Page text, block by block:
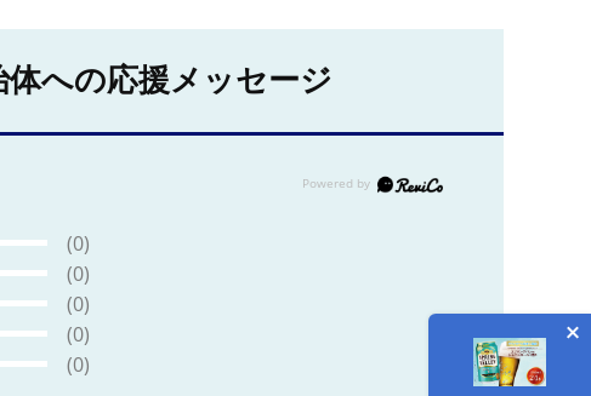
体への応援メッセージ
(0)
(0)
(0)
(0)
(0)